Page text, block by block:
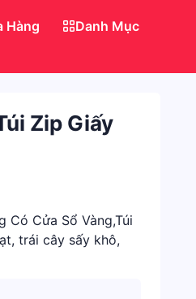
Hàng Danh Mục
Zip Giấy
Cửa Sổ Vàng,Túi
trái cây sấy khô,